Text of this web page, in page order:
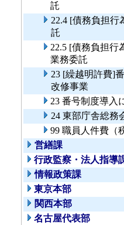
託
22.4 [債務負担
託
22.5 [債務負担行
業務委託
23 [繰越明許費]
改修事業
23 番号制度導入
24 東部庁舎総務
99 職員人件費（
営繕課
行政監察・法人指導
情報政策課
東京本部
関西本部
名古屋代表部